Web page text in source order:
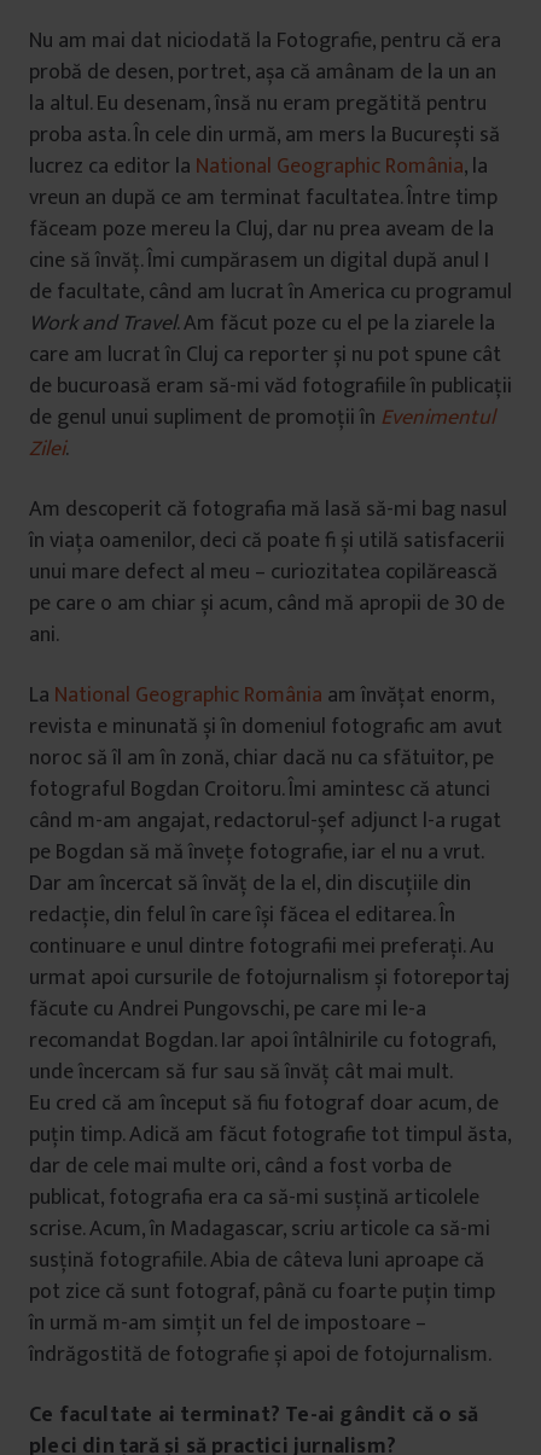
Nu am mai dat niciodată la Fotografie, pentru că era
probă de desen, portret, așa că amânam de la un an
la altul. Eu desenam, însă nu eram pregătită pentru
proba asta. În cele din urmă, am mers la București să
lucrez ca editor la National Geographic România, la
vreun an după ce am terminat facultatea. Între timp
făceam poze mereu la Cluj, dar nu prea aveam de la
cine să învăț. Îmi cumpărasem un digital după anul I
de facultate, când am lucrat în America cu programul
Work and Travel. Am făcut poze cu el pe la ziarele la
care am lucrat în Cluj ca reporter și nu pot spune cât
de bucuroasă eram să-mi văd fotografiile în publicații
de genul unui supliment de promoții în Evenimentul
Zilei.
Am descoperit că fotografia mă lasă să-mi bag nasul
în viața oamenilor, deci că poate fi și utilă satisfacerii
unui mare defect al meu – curiozitatea copilărească
pe care o am chiar și acum, când mă apropii de 30 de
ani.
La National Geographic România am învățat enorm,
revista e minunată și în domeniul fotografic am avut
noroc să îl am în zonă, chiar dacă nu ca sfătuitor, pe
fotograful Bogdan Croitoru. Îmi amintesc că atunci
când m-am angajat, redactorul-șef adjunct l-a rugat
pe Bogdan să mă învețe fotografie, iar el nu a vrut.
Dar am încercat să învăț de la el, din discuțiile din
redacție, din felul în care își făcea el editarea. În
continuare e unul dintre fotografii mei preferați. Au
urmat apoi cursurile de fotojurnalism și fotoreportaj
făcute cu Andrei Pungovschi, pe care mi le-a
recomandat Bogdan. Iar apoi întâlnirile cu fotografi,
unde încercam să fur sau să învăț cât mai mult.
Eu cred că am început să fiu fotograf doar acum, de
puțin timp. Adică am făcut fotografie tot timpul ăsta,
dar de cele mai multe ori, când a fost vorba de
publicat, fotografia era ca să-mi susțină articolele
scrise. Acum, în Madagascar, scriu articole ca să-mi
susțină fotografiile. Abia de câteva luni aproape că
pot zice că sunt fotograf, până cu foarte puțin timp
în urmă m-am simțit un fel de impostoare –
îndrăgostită de fotografie și apoi de fotojurnalism.
Ce facultate ai terminat? Te-ai gândit că o să
pleci din țară și să practici jurnalism?